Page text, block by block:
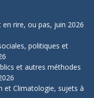
rire, ou pas, juin 2026
politiques et
et autres méthodes
et Climatologie, sujets à